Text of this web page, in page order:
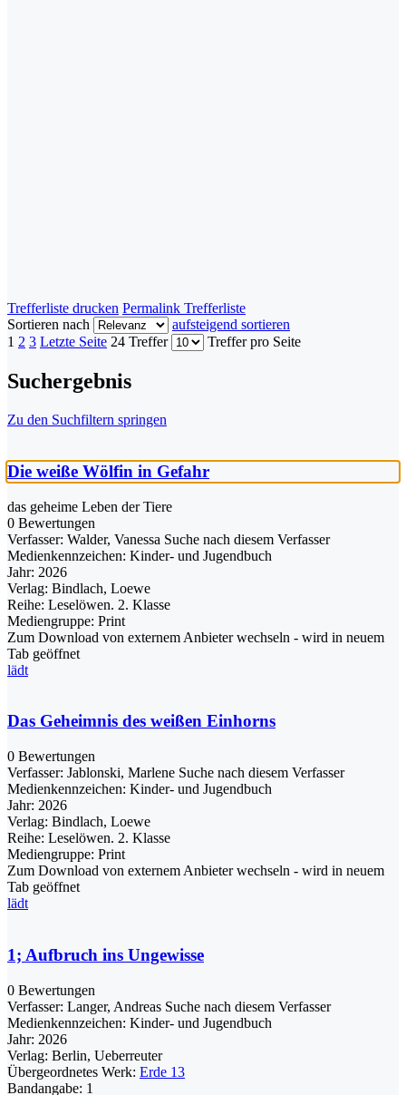
Trefferliste drucken Permalink Trefferliste
Sortieren nach
aufsteigend sortieren
1 2 3 Letzte Seite 24 Treffer Treffer pro Seite
Suchergebnis
Zu den Suchfiltern springen
Die weiße Wölfin in Gefahr
das geheime Leben der Tiere
0 Bewertungen
Verfasser: Walder, Vanessa Suche nach diesem Verfasser
Medienkennzeichen: Kinder- und Jugendbuch
Jahr: 2026
Verlag: Bindlach, Loewe
Reihe: Leselöwen. 2. Klasse
Mediengruppe: Print
Zum Download von externem Anbieter wechseln - wird in neuem
Tab geöffnet
lädt
Das Geheimnis des weißen Einhorns
0 Bewertungen
Verfasser: Jablonski, Marlene Suche nach diesem Verfasser
Medienkennzeichen: Kinder- und Jugendbuch
Jahr: 2026
Verlag: Bindlach, Loewe
Reihe: Leselöwen. 2. Klasse
Mediengruppe: Print
Zum Download von externem Anbieter wechseln - wird in neuem
Tab geöffnet
lädt
1; Aufbruch ins Ungewisse
0 Bewertungen
Verfasser: Langer, Andreas Suche nach diesem Verfasser
Medienkennzeichen: Kinder- und Jugendbuch
Jahr: 2026
Verlag: Berlin, Ueberreuter
Übergeordnetes Werk: Erde 13
Bandangabe: 1